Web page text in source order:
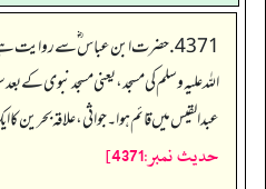
4371. حضرت ابن عباس ؓ سے روایت
اللہ علیہ وسلم کی مسجد، یعنی مسجد نبوی کے
عبدالقیس میں قائم ہوا۔ جواثی، علاقہ
حديث نمبر:4371]